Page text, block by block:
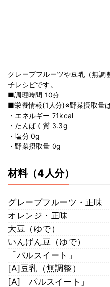
グレープフルーツや豆乳（無調
子レシピです。
■調理時間 10分
■栄養情報(1人分)※野菜摂取量
・エネルギー 71kcal
・たんぱく質 3.3g
・塩分 0g
・野菜摂取量 0g
材料（4人分）
グレープフルーツ・正味
オレンジ・正味
大豆（ゆで）
いんげん豆（ゆで）
「パルスイート」
[A]豆乳（無調整）
[A]「パルスイート」